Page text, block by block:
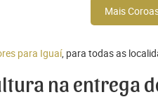
Mais
para Iguaí, para todas as
na entrega